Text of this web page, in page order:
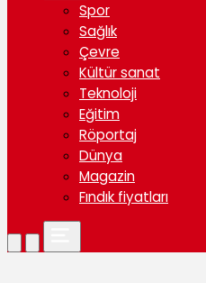
Spor
Sağlık
Çevre
Kültür sanat
Teknoloji
Eğitim
Röportaj
Dünya
Magazin
Fındık fiyatları